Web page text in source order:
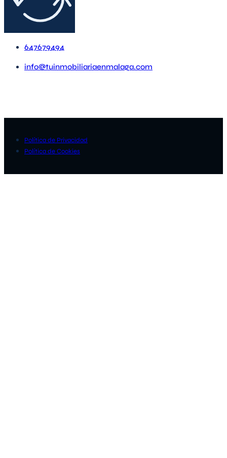
647679494
info@tuinmobiliariaenmalaga.com
Política de Privacidad
Política de Cookies